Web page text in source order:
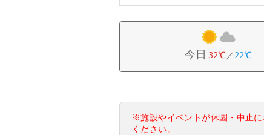
今日 32℃／22℃
※施設やイベントが休園・中止
ください。